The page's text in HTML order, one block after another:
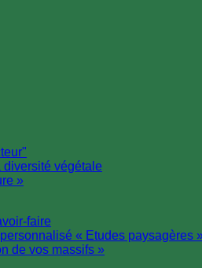
diversité végétale
»
faire
« Etudes paysagères
de vos massifs »